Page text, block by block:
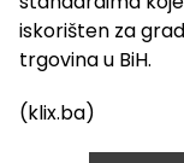
iskorišten za
trgovina u BiH.
(klix.ba)